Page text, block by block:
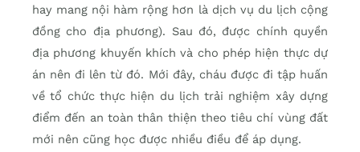
hay mang nội hàm rộng hơn là dịch vụ du lịch cộng
đồng cho địa phương). Sau đó, được chính quyền
địa phương khuyến khích và cho phép hiện thực dự
án nên đi lên từ đó. Mới đây, cháu được đi tập huấn
về tổ chức thực hiện du lịch trải nghiệm xây dựng
điểm đến an toàn thân thiện theo tiêu chí vùng đất
mới nên cũng học được nhiều điều để áp dụng.